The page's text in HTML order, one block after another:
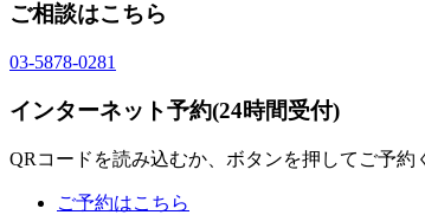
ご相談はこちら
03-5878-0281
インターネット予約(24時間受付)
QRコードを読み込むか、ボタンを押してご予約
ご予約はこちら